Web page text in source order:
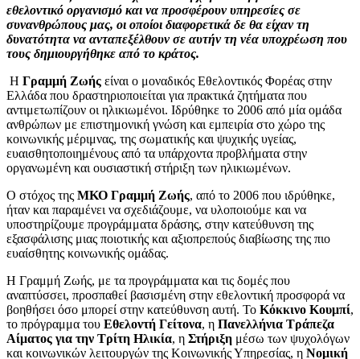
εθελοντικό οργανισμό και να προσφέρουν υπηρεσίες σε
συνανθρώπους μας, οι οποίοι διαφορετικά δε θα είχαν τη
δυνατότητα να ανταπεξέλθουν σε αυτήν τη νέα υποχρέωση που
τους δημιουργήθηκε από το κράτος.
Η Γραμμή Ζωής είναι ο μοναδικός Εθελοντικός Φορέας στην
Ελλάδα που δραστηριοποιείται για πρακτικά ζητήματα που
αντιμετωπίζουν οι ηλικιωμένοι. Ιδρύθηκε το 2006 από μία ομάδα
ανθρώπων με επιστημονική γνώση και εμπειρία στο χώρο της
κοινωνικής μέριμνας, της σωματικής και ψυχικής υγείας,
ευαισθητοποιημένους από τα υπάρχοντα προβλήματα στην
οργανωμένη και ουσιαστική στήριξη των ηλικιωμένων.
Ο στόχος της ΜΚΟ Γραμμή Ζωής, από το 2006 που ιδρύθηκε,
ήταν και παραμένει να σχεδιάζουμε, να υλοποιούμε και να
υποστηρίζουμε προγράμματα δράσης, στην κατεύθυνση της
εξασφάλισης μιας ποιοτικής και αξιοπρεπούς διαβίωσης της πιο
ευαίσθητης κοινωνικής ομάδας.
Η Γραμμή Ζωής, με τα προγράμματα και τις δομές που
αναπτύσσει, προσπαθεί βασισμένη στην εθελοντική προσφορά να
βοηθήσει όσο μπορεί στην κατεύθυνση αυτή. Το Κόκκινο Κουμπί,
το πρόγραμμα του Εθελοντή Γείτονα, η Πανελλήνια Τράπεζα
Αίματος για την Τρίτη Ηλικία, η Στήριξη μέσω των ψυχολόγων
και κοινωνικών λειτουργών της Κοινωνικής Υπηρεσίας, η Νομική